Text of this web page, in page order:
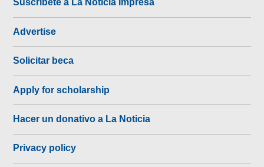
Advertise
Solicitar beca
Apply for scholarship
Hacer un donativo a La Noticia
Privacy policy